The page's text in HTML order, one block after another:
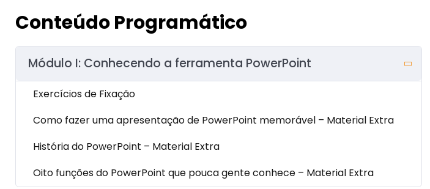
Conteúdo Programático
Módulo I: Conhecendo a ferramenta PowerPoint
Exercícios de Fixação
Como fazer uma apresentação de PowerPoint memorável – Material Extra
História do PowerPoint – Material Extra
Oito funções do PowerPoint que pouca gente conhece – Material Extra